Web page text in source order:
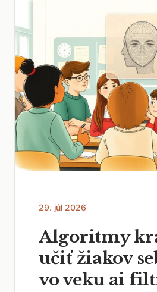
29. júl 2026
Algoritmy
učiť žiakov
vo veku ai